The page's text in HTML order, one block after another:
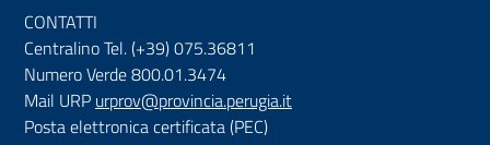
CONTATTI
Centralino Tel. (+39) 075.36811
Numero Verde 800.01.3474
Mail URP urprov@provincia.perugia.it
Posta elettronica certificata (PEC)